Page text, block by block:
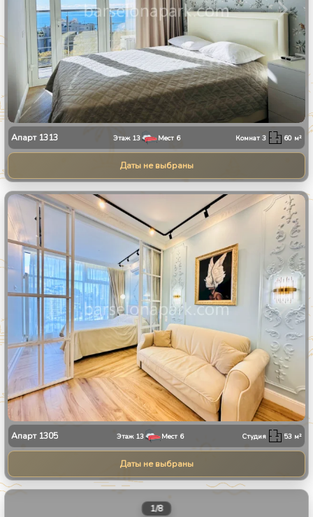
Апарт 1313 Этаж 13 Мест 6 Комнат3 60 м²
Даты не выбраны
Апарт 1305 Этаж 13 Мест 6 Студия 53 м²
Даты не выбраны
1/8